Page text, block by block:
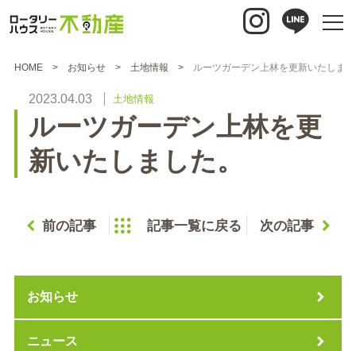
HOME お知らせ 土地情報 ルーツガーデン上林を更新いたしま
2023.04.03 土地情報
ルーツガーデン上林を更
新いたしました。
前の記事 記事一覧に戻る 次の記事
お知らせ
ニュース